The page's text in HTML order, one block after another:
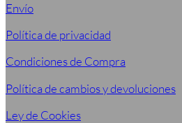
Envío
Política de privacidad
Condiciones de Compra
Política de cambios y devoluciones
Ley de Cookies